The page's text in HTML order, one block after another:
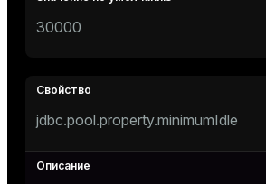
30000
jdbc.pool.property.minimumIdle